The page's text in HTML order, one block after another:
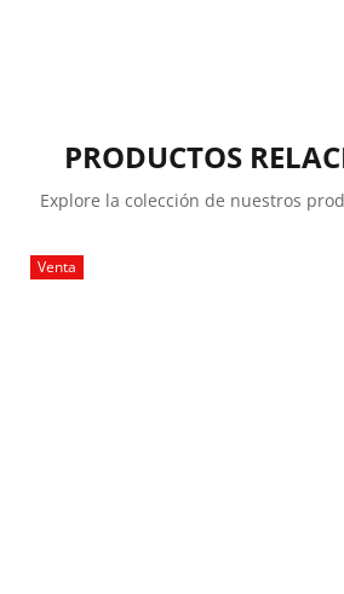
PRODUCTOS
Explore la colección de nuestros
Venta